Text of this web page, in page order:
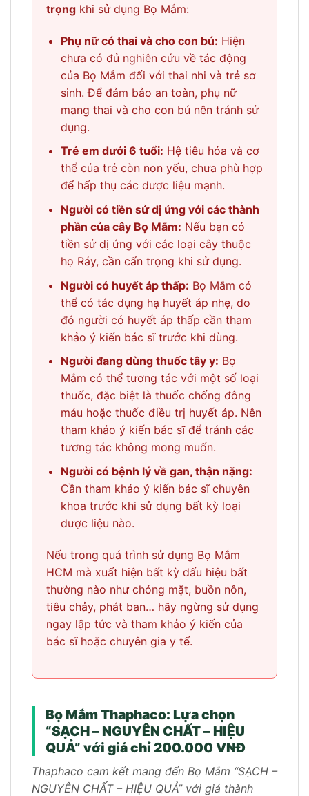
trọng khi sử dụng Bọ Mắm:
Phụ nữ có thai và cho con bú: Hiện
chưa có đủ nghiên cứu về tác động
của Bọ Mắm đối với thai nhi và trẻ sơ
sinh. Để đảm bảo an toàn, phụ nữ
mang thai và cho con bú nên tránh sử
dụng.
Trẻ em dưới 6 tuổi: Hệ tiêu hóa và cơ
thể của trẻ còn non yếu, chưa phù hợp
để hấp thụ các dược liệu mạnh.
Người có tiền sử dị ứng với các thành
phần của cây Bọ Mắm: Nếu bạn có
tiền sử dị ứng với các loại cây thuộc
họ Ráy, cần cẩn trọng khi sử dụng.
Người có huyết áp thấp: Bọ Mắm có
thể có tác dụng hạ huyết áp nhẹ, do
đó người có huyết áp thấp cần tham
khảo ý kiến bác sĩ trước khi dùng.
Người đang dùng thuốc tây y: Bọ
Mắm có thể tương tác với một số loại
thuốc, đặc biệt là thuốc chống đông
máu hoặc thuốc điều trị huyết áp. Nên
tham khảo ý kiến bác sĩ để tránh các
tương tác không mong muốn.
Người có bệnh lý về gan, thận nặng:
Cần tham khảo ý kiến bác sĩ chuyên
khoa trước khi sử dụng bất kỳ loại
dược liệu nào.
Nếu trong quá trình sử dụng Bọ Mắm
HCM mà xuất hiện bất kỳ dấu hiệu bất
thường nào như chóng mặt, buồn nôn,
tiêu chảy, phát ban… hãy ngừng sử dụng
ngay lập tức và tham khảo ý kiến của
bác sĩ hoặc chuyên gia y tế.
Bọ Mắm Thaphaco: Lựa chọn
“SẠCH – NGUYÊN CHẤT – HIỆU
QUẢ” với giá chỉ 200.000 VNĐ
Thaphaco cam kết mang đến Bọ Mắm “SẠCH –
NGUYÊN CHẤT – HIỆU QUẢ” với giá thành